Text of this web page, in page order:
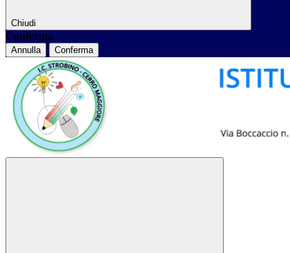
Chiudi
Conferma
Annulla Conferma